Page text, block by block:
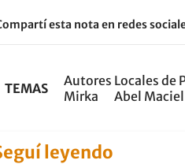
esta nota en redes
TEMAS Autores Locales de
Mirka
Abel Maciel
leyendo